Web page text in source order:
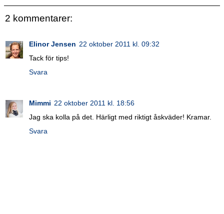
2 kommentarer:
Elinor Jensen 22 oktober 2011 kl. 09:32
Tack för tips!
Svara
Mimmi 22 oktober 2011 kl. 18:56
Jag ska kolla på det. Härligt med riktigt åskväder! Kramar.
Svara